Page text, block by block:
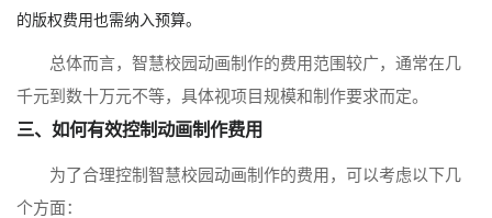
的版权费用也需纳入预算。
总体而言，智慧校园动画制作的费用范围较广，通常在几
千元到数十万元不等，具体视项目规模和制作要求而定。
三、如何有效控制动画制作费用
为了合理控制智慧校园动画制作的费用，可以考虑以下几
个方面：